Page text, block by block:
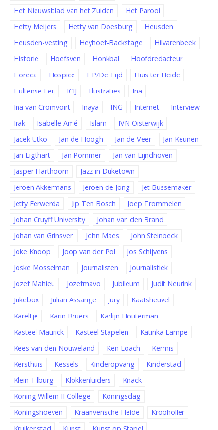
Het Nieuwsblad van het Zuiden
Het Parool
Hetty Meijers
Hetty van Doesburg
Heusden
Heusden-vesting
Heyhoef-Backstage
Hilvarenbeek
Historie
Hoefsven Honkbal
Hoofdredacteur
Horeca
Hospice HP/De Tijd
Huis ter Heide
Hultense Leij
ICIJ Illustraties
Ina
Ina van Cromvoirt
Inaya ING Internet
Interview
Irak
Isabelle Amé Islam
IVN Oisterwijk
Jacek Utko
Jan de Hoogh Jan de Veer
Jan Keunen
Jan Ligthart
Jan Pommer
Jan van Eijndhoven
Jasper Harthoorn
Jazz in Duketown
Jeroen Akkermans
Jeroen de Jong
Jet Bussemaker
Jetty Ferwerda
Jip Ten Bosch
Joep Trommelen
Johan Cruyff University
Johan van den Brand
Johan van Grinsven
John Maes
John Steinbeck
Joke Knoop
Joop van der Pol
Jos Schijvens
Joske Mosselman
Journalisten
Journalistiek
Jozef Mahieu
Jozefmavo Jubileum
Judit Neurink
Jukebox
Julian Assange Jury
Kaatsheuvel
Kareltje
Karin Bruers
Karlijn Houterman
Kasteel Maurick
Kasteel Stapelen
Katinka Lampe
Kees van den Nouweland
Ken Loach
Kermis
Kersthuis
Kessels Kinderopvang
Kinderstad
Klein Tilburg
Klokkenluiders
Knack
Koning Willem II College
Koningsdag
Koningshoeven
Kraanvensche Heide
Kropholler